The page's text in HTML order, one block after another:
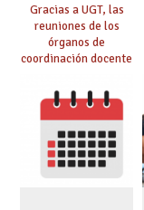
Gracias a UGT, las
reuniones de los
órganos de
coordinación docente
de manera
telemática, sin exigir
presencialidad en el
centro